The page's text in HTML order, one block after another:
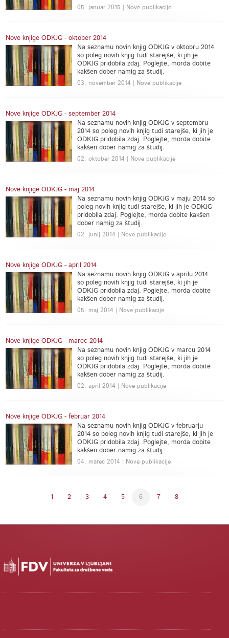
05. januar 2015 | Nove publikacije
Nove knjige ODKJG - oktober 2014
Na seznamu novih knjig ODKJG v oktobru 2014
so poleg novih knjig tudi starejše, ki jih je
ODKJG pridobila zdaj. Poglejte, morda dobite
kakšen dober namig za študij.
03. november 2014 | Nove publikacije
Nove knjige ODKJG - september 2014
Na seznamu novih knjig ODKJG v septembru
2014 so poleg novih knjig tudi starejše, ki jih je
ODKJG pridobila zdaj. Poglejte, morda dobite
kakšen dober namig za študij.
02. oktober 2014 | Nove publikacije
Nove knjige ODKJG - maj 2014
Na seznamu novih knjig ODKJG v maju 2014 so
poleg novih knjig tudi starejše, ki jih je ODKJG
pridobila zdaj. Poglejte, morda dobite kakšen
dober namig za študij.
02. junij 2014 | Nove publikacije
Nove knjige ODKJG - april 2014
Na seznamu novih knjig ODKJG v aprilu 2014
so poleg novih knjig tudi starejše, ki jih je
ODKJG pridobila zdaj. Poglejte, morda dobite
kakšen dober namig za študij.
05. maj 2014 | Nove publikacije
Nove knjige ODKJG - marec 2014
Na seznamu novih knjig ODKJG v marcu 2014
so poleg novih knjig tudi starejše, ki jih je
ODKJG pridobila zdaj. Poglejte, morda dobite
kakšen dober namig za študij.
02. april 2014 | Nove publikacije
Nove knjige ODKJG - februar 2014
Na seznamu novih knjig ODKJG v februarju
2014 so poleg novih knjig tudi starejše, ki jih je
ODKJG pridobila zdaj. Poglejte, morda dobite
kakšen dober namig za študij.
04. marec 2014 | Nove publikacije
1 2 3 4 5 6 7 8